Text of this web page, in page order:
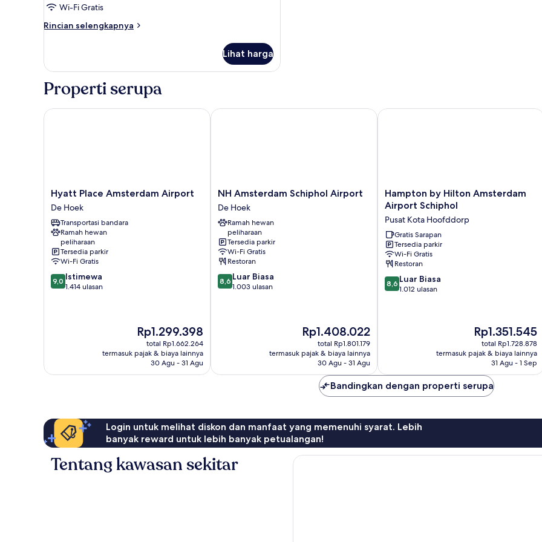
Standar,
1
Tempat
Double
(Accessible)
Wi-Fi Gratis
Rincian selengkapnya
Rincian
Kamar
Tempat
Tidur
Lihat harga
Properti serupa
Hyatt
Place
Amsterdam
Airport
De
Hoek
Hyatt Place Amsterdam Airport
De Hoek
Transportasi bandara
Ramah hewan
peliharaan
Tersedia parkir
Wi-Fi Gratis
9.0
dari
9,0 Istimewa
1.414 ulasan
Harga
sekarang
Rp1.299.398
Rp1.299.398
total Rp1.662.264
termasuk pajak & biaya lainnya
30 Agu - 31 Agu
Hyatt Place Amsterdam Airport
NH
Amsterdam
Schiphol
Airport
Hoek
NH Amsterdam Schiphol Airport
De Hoek
Ramah hewan
peliharaan
Tersedia parkir
Wi-Fi Gratis
Restoran
8.6
dari
8,6 Luar Biasa
1.003 ulasan
Harga
sekarang
Rp1.408.022
Rp1.408.022
total Rp1.801.179
termasuk pajak & biaya lainnya
30 Agu - 31 Agu
NH Amsterdam Schiphol Airport
Hampton
by
Hilton
Amsterdam
Airport
Schiphol
Pusat
Kota
Hoofddorp
Hampton by Hilton Amsterdam
Airport Schiphol
Pusat Kota Hoofddorp
Gratis Sarapan
Tersedia parkir
Wi-Fi Gratis
Restoran
8.6
dari
8,6 Luar Biasa
1.012 ulasan
Harga
sekarang
Rp1.351.545
Rp1.351.545
total Rp1.728.878
termasuk pajak & biaya lainnya
31 Agu - 1 Sep
Hampton by Hilton Amsterdam
Bandingkan dengan properti serupa
Login untuk melihat diskon dan manfaat yang memenuhi syarat. Lebih
banyak reward untuk lebih banyak petualangan!
Tentang kawasan sekitar